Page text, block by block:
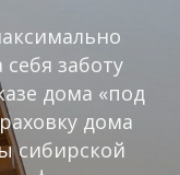
заботу
дома «под
дома
сибирской